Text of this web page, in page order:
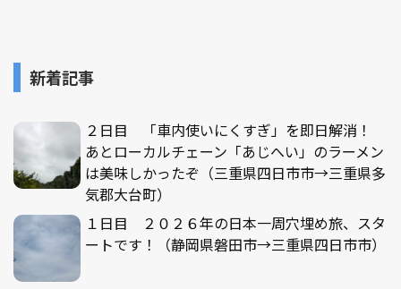
新着記事
２日目 「車内使いにくすぎ」を即日解消！
あとローカルチェーン「あじへい」のラーメン
は美味しかったぞ（三重県四日市市→三重県多
気郡大台町）
１日目 ２０２６年の日本一周穴埋め旅、スタ
ートです！（静岡県磐田市→三重県四日市市）